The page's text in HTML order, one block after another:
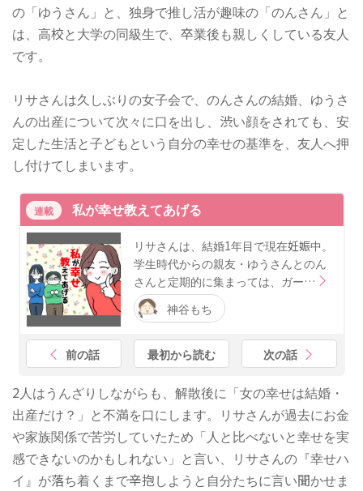
の「ゆうさん」と、独身で推し活が趣味の「のんさん」と
は、高校と大学の同級生で、卒業後も親しくしている友人
です。
リサさんは久しぶりの女子会で、のんさんの結婚、ゆうさ
んの出産について次々に口を出し、渋い顔をされても、安
定した生活と子どもという自分の幸せの基準を、友人へ押
し付けてしまいます。
連載 私が幸せ教えてあげる
リサさんは、結婚1年目で現在妊娠中。
学生時代からの親友・ゆうさんとのん
さんと定期的に集まっては、ガー…
神谷もち
前の話 最初から読む 次の話
2人はうんざりしながらも、解散後に「女の幸せは結婚・
出産だけ？」と不満を口にします。リサさんが過去にお金
や家族関係で苦労していたため「人と比べないと幸せを実
感できないのかもしれない」と言い、リサさんの『幸せハ
イ』が落ち着くまで辛抱しようと自分たちに言い聞かせま